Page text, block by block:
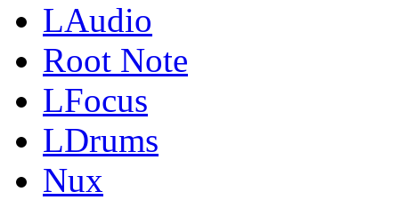
LAudio
Root Note
LFocus
LDrums
Nux